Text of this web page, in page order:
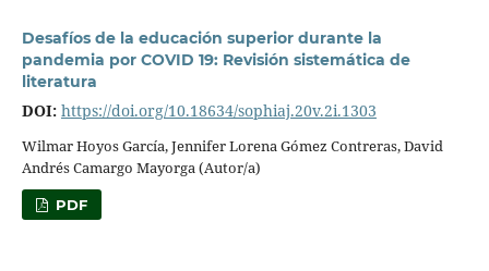
Desafíos de la educación superior durante la
pandemia por COVID 19: Revisión sistemática de
literatura
DOI: https://doi.org/10.18634/sophiaj.20v.2i.1303
Wilmar Hoyos García, Jennifer Lorena Gómez Contreras, David
Andrés Camargo Mayorga (Autor/a)
PDF